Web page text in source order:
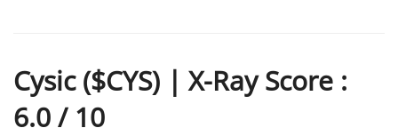
Cysic ($CYS) | X-Ray Score :
6.0 / 10